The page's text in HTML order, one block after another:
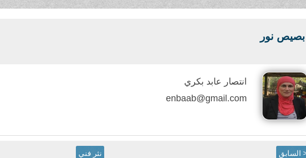
بصيص نور
انتصار عابد بكري
enbaab@gmail.com
السابق نثر فني